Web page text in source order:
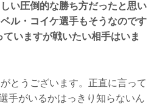
い圧倒的な勝ち方だったと思い
ル・コイケ選手もそうなのです
いますが戦いたい相手はいま
とうございます。正直に言って
手がいるかはっきり知らないん